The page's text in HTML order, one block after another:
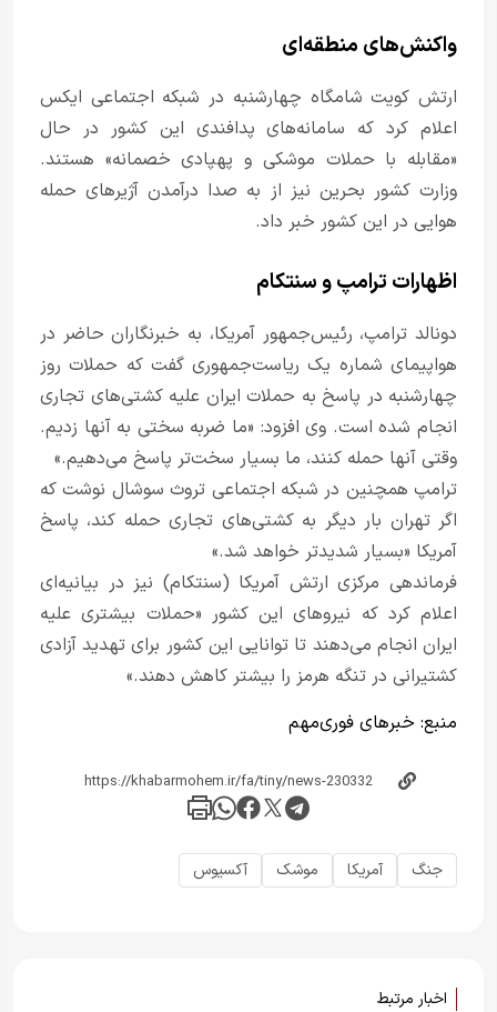
واکنش‌های منطقه‌ای
ارتش کویت شامگاه چهارشنبه در شبکه اجتماعی ایکس
اعلام کرد که سامانه‌های پدافندی این کشور در حال
«مقابله با حملات موشکی و پهپادی خصمانه» هستند.
وزارت کشور بحرین نیز از به صدا درآمدن آژیرهای حمله
هوایی در این کشور خبر داد.
اظهارات ترامپ و سنتکام
دونالد ترامپ، رئیس‌جمهور آمریکا، به خبرنگاران حاضر در
هواپیمای شماره یک ریاست‌جمهوری گفت که حملات روز
چهارشنبه در پاسخ به حملات ایران علیه کشتی‌های تجاری
انجام شده است. وی افزود: «ما ضربه سختی به آنها زدیم.
وقتی آنها حمله کنند، ما بسیار سخت‌تر پاسخ می‌دهیم.»
ترامپ همچنین در شبکه اجتماعی تروث سوشال نوشت که
اگر تهران بار دیگر به کشتی‌های تجاری حمله کند، پاسخ
آمریکا «بسیار شدیدتر خواهد شد.»
فرماندهی مرکزی ارتش آمریکا (سنتکام) نیز در بیانیه‌ای
اعلام کرد که نیروهای این کشور «حملات بیشتری علیه
ایران انجام می‌دهند تا توانایی این کشور برای تهدید آزادی
کشتیرانی در تنگه هرمز را بیشتر کاهش دهند.»
منبع: خبرهای فوری‌مهم
جنگ آمریکا موشک آکسیوس
اخبار مرتبط